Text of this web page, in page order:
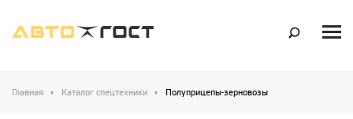
Главная Каталог спецтехники Полуприцепы-зерновозы